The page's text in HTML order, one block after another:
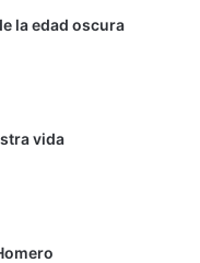
la edad oscura
vida